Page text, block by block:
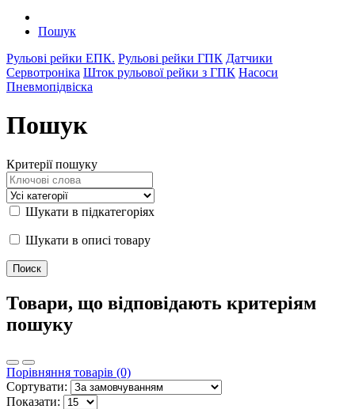
Пошук
Рульові рейки ЕПК. Рульові рейки ГПК Датчики
Сервотроніка Шток рульової рейки з ГПК Насоси
Пневмопідвіска
Пошук
Критерії пошуку
Шукати в підкатегоріях
Шукати в описі товару
Товари, що відповідають критеріям
пошуку
Порівняння товарів (0)
Сортувати:
Показати: